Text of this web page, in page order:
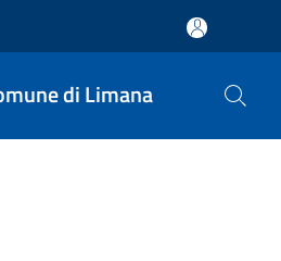
di Limana